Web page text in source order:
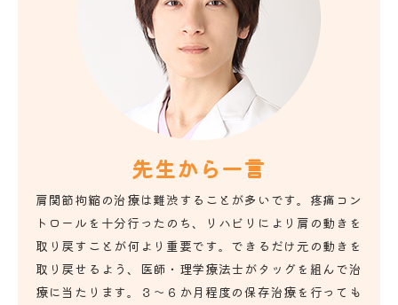
先生から一言
肩関節拘縮の治療は難渋することが多いです。疼痛コン
トロールを十分行ったのち、リハビリにより肩の動きを
取り戻すことが何より重要です。できるだけ元の動きを
取り戻せるよう、医師・理学療法士がタッグを組んで治
療に当たります。３～６か月程度の保存治療を行っても